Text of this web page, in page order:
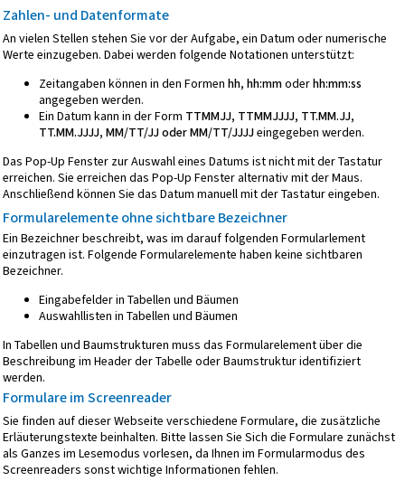
Zahlen- und Datenformate
An vielen Stellen stehen Sie vor der Aufgabe, ein Datum oder numerische
Werte einzugeben. Dabei werden folgende Notationen unterstützt:
Zeitangaben können in den Formen hh, hh:mmoderhh:mm:ss
angegeben werden.
Ein Datum kann in der Form TTMMJJ, TTMMJJJJ, TT.MM.JJ,
TT.MM.JJJJ, MM/TT/JJ oder MM/TT/JJJJeingegeben werden.
Das Pop-Up Fenster zur Auswahl eines Datums ist nicht mit der Tastatur
erreichen. Sie erreichen das Pop-Up Fenster alternativ mit der Maus.
Anschließend können Sie das Datum manuell mit der Tastatur eingeben.
Formularelemente ohne sichtbare Bezeichner
Ein Bezeichner beschreibt, was im darauf folgenden Formularlement
einzutragen ist. Folgende Formularelemente haben keine sichtbaren
Bezeichner.
Eingabefelder in Tabellen und Bäumen
Auswahllisten in Tabellen und Bäumen
In Tabellen und Baumstrukturen muss das Formularelement über die
Beschreibung im Header der Tabelle oder Baumstruktur identifiziert
werden.
Formulare im Screenreader
Sie finden auf dieser Webseite verschiedene Formulare, die zusätzliche
Erläuterungstexte beinhalten. Bitte lassen Sie Sich die Formulare zunächst
als Ganzes im Lesemodus vorlesen, da Ihnen im Formularmodus des
Screenreaders sonst wichtige Informationen fehlen.